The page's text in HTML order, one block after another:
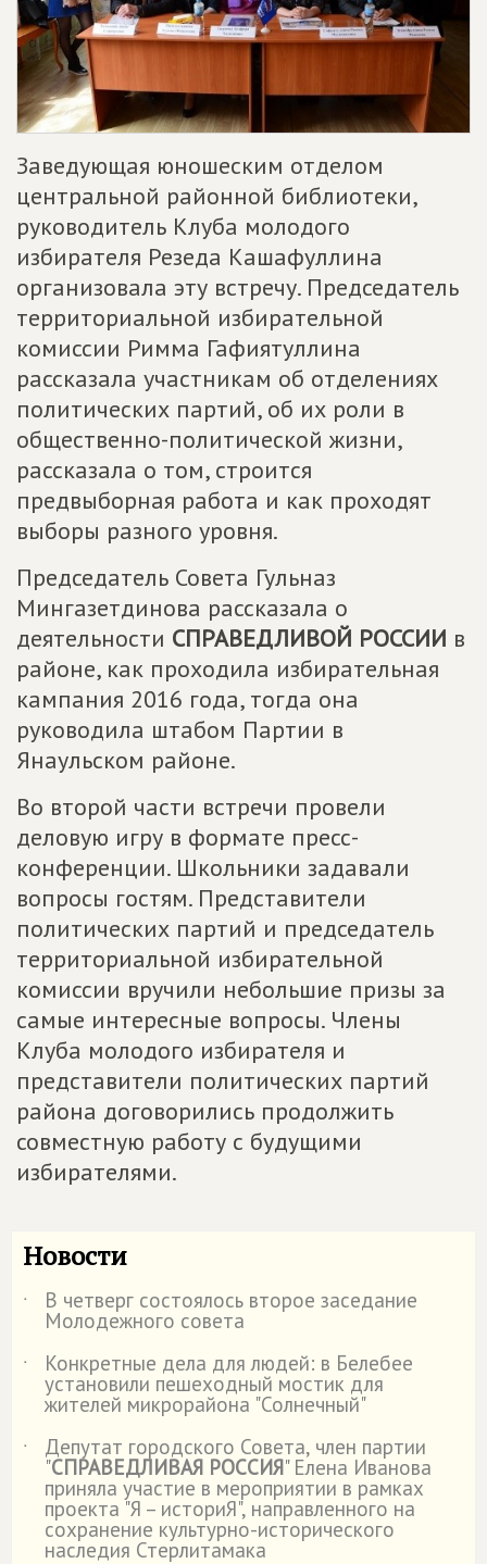
Заведующая юношеским отделом
центральной районной библиотеки,
руководитель Клуба молодого
избирателя Резеда Кашафуллина
организовала эту встречу. Председатель
территориальной избирательной
комиссии Римма Гафиятуллина
рассказала участникам об отделениях
политических партий, об их роли в
общественно-политической жизни,
рассказала о том, строится
предвыборная работа и как проходят
выборы разного уровня.
Председатель Совета Гульназ
Мингазетдинова рассказала о
деятельности СПРАВЕДЛИВОЙ РОССИИ в
районе, как проходила избирательная
кампания 2016 года, тогда она
руководила штабом Партии в
Янаульском районе.
Во второй части встречи провели
деловую игру в формате пресс-
конференции. Школьники задавали
вопросы гостям. Представители
политических партий и председатель
территориальной избирательной
комиссии вручили небольшие призы за
самые интересные вопросы. Члены
Клуба молодого избирателя и
представители политических партий
района договорились продолжить
совместную работу с будущими
избирателями.
Новости
˙ В четверг состоялось второе заседание
Молодежного совета
˙
Конкретные дела для людей: в Белебее
установили пешеходный мостик для
жителей микрорайона "Солнечный"
˙
Депутат городского Совета, член партии
"СПРАВЕДЛИВАЯ РОССИЯ" Елена Иванова
приняла участие в мероприятии в рамках
проекта "Я – историЯ", направленного на
сохранение культурно-исторического
наследия Стерлитамака